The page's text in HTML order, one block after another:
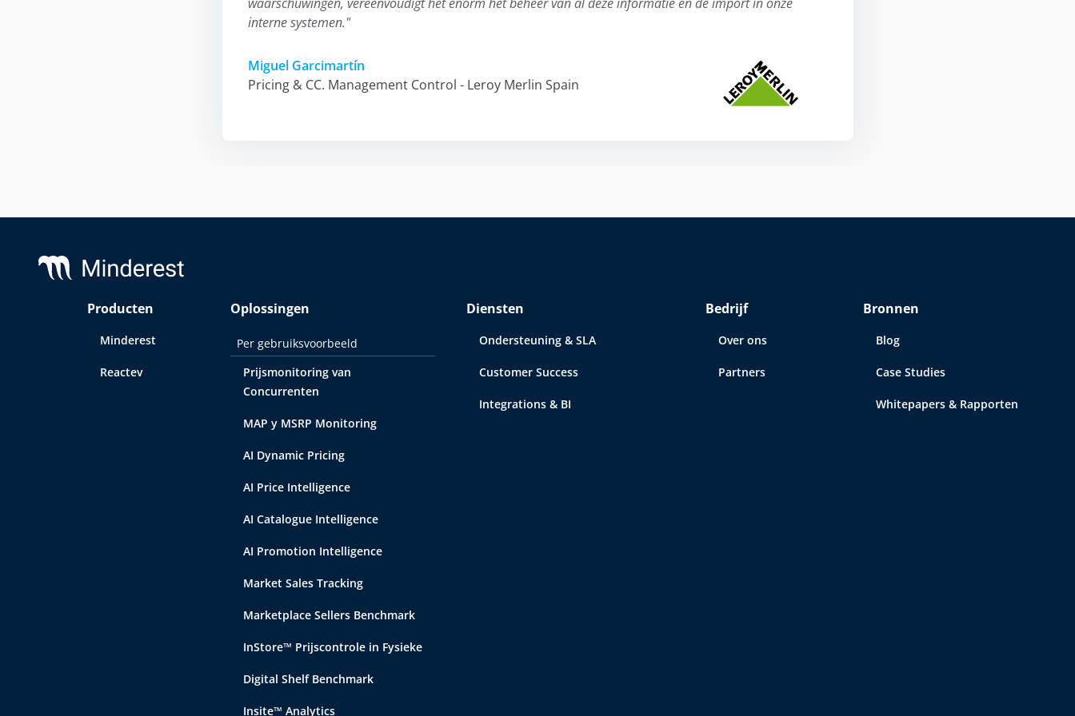
interne systemen."
Miguel Garcimartín
Pricing & CC. Management Control - Leroy Merlin Spain
Producten
Minderest
Reactev
Oplossingen
Per gebruiksvoorbeeld
Prijsmonitoring van
Concurrenten
MAP y MSRP Monitoring
AI Dynamic Pricing
AI Price Intelligence
AI Catalogue Intelligence
AI Promotion Intelligence
Market Sales Tracking
Marketplace Sellers Benchmark
InStore™ Prijscontrole in Fysieke
Digital Shelf Benchmark
Insite™ Analytics
Diensten
Ondersteuning & SLA
Customer Success
Integrations & BI
Bedrijf
Over ons
Partners
Bronnen
Blog
Case Studies
Whitepapers & Rapporten